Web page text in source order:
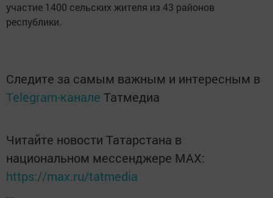
участие 1400 сельских жителя из 43 районов
республики.
Следите за самым важным и интересным в
Telegram-канале Татмедиа
Читайте новости Татарстана в
национальном мессенджере MАХ:
https://max.ru/tatmedia